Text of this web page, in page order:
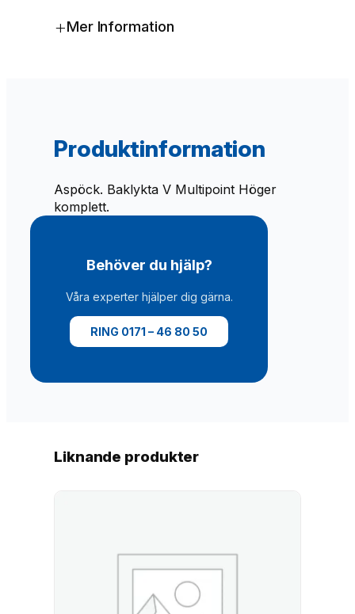
M
t
V
m
+Mer Information
Produktinformation
Aspöck. Baklykta V Multipoint Höger
komplett.
Behöver du hjälp?
Våra experter hjälper dig gärna.
RING 0171 – 46 80 50
Liknande produkter